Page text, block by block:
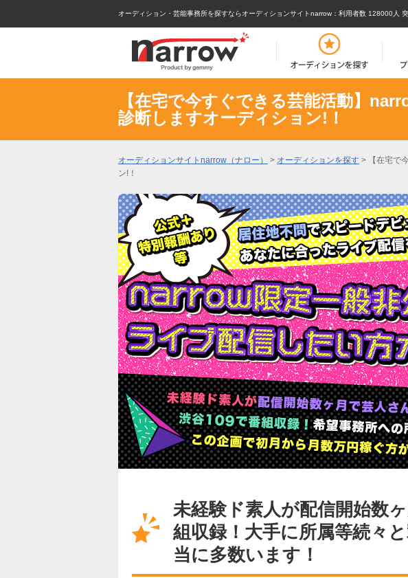
オーディション・芸能事務所を探すならオーディションサイトnarrow ：利用者数 128000人 突
【在宅で今すぐできる芸能活動】
診断しますオーディション!！
オーディションサイトnarrow（ナロー） > オーディションを探す >
【在宅で
ン!！
未経験ド素人が配信開始数
組収録！大手に所属等続々
当に多数います！